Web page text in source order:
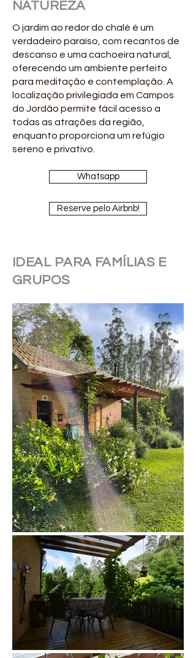
NATUREZA
O jardim ao redor do chalé é um
verdadeiro paraíso, com recantos de
descanso e uma cachoeira natural,
oferecendo um ambiente perfeito
para meditação e contemplação. A
localização privilegiada em Campos
do Jordão permite fácil acesso a
todas as atrações da região,
enquanto proporciona um refúgio
sereno e privativo.
Whatsapp
Reserve pelo Airbnb!
IDEAL PARA FAMÍLIAS E
GRUPOS